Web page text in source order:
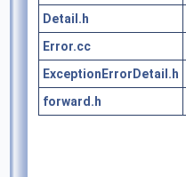
Detail.h
Error.cc
ExceptionErrorDetail.h
forward.h